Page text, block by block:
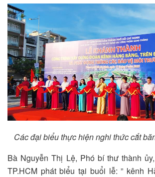
Các đại biểu thực hiện nghi thức cắt
Bà Nguyễn Thị Lệ, Phó bí thư thành
TP.HCM phát biểu tại buổi lễ: ” kênh